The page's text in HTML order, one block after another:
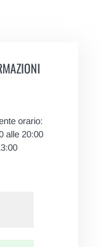
orario:
alle 20:00